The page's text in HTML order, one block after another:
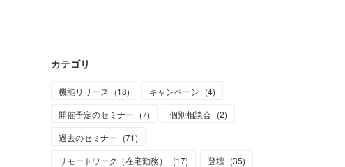
カテゴリ
機能リリース (18) キャンペーン (4)
開催予定のセミナー (7) 個別相談会 (2)
過去のセミナー (71)
リモートワーク（在宅勤務）
(17) 登壇 (35)